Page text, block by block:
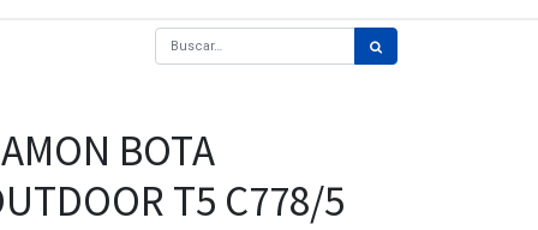
BOTA
T5 C778/5